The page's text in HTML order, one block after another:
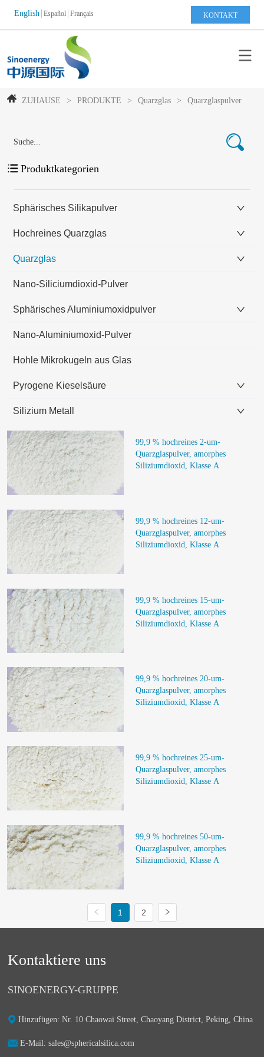
English Español Français KONTAKT
ZUHAUSE > PRODUKTE > Quarzglas > Quarzglaspulver
Produktkategorien
Sphärisches Silikapulver
Hochreines Quarzglas
Quarzglas
Nano-Siliciumdioxid-Pulver
Sphärisches Aluminiumoxidpulver
Nano-Aluminiumoxid-Pulver
Hohle Mikrokugeln aus Glas
Pyrogene Kieselsäure
Silizium Metall
99,9 % hochreines 2-um-
Quarzglaspulver, amorphes
Siliziumdioxid, Klasse A
99,9 % hochreines 12-um-
Quarzglaspulver, amorphes
Siliziumdioxid, Klasse A
99,9 % hochreines 15-um-
Quarzglaspulver, amorphes
Siliziumdioxid, Klasse A
99,9 % hochreines 20-um-
Quarzglaspulver, amorphes
Siliziumdioxid, Klasse A
99,9 % hochreines 25-um-
Quarzglaspulver, amorphes
Siliziumdioxid, Klasse A
99,9 % hochreines 50-um-
Quarzglaspulver, amorphes
Siliziumdioxid, Klasse A
1 2
Kontaktiere uns
SINOENERGY-GRUPPE
Hinzufügen: Nr. 10 Chaowai Street, Chaoyang District, Peking, China
E-Mail: sales@sphericalsilica.com